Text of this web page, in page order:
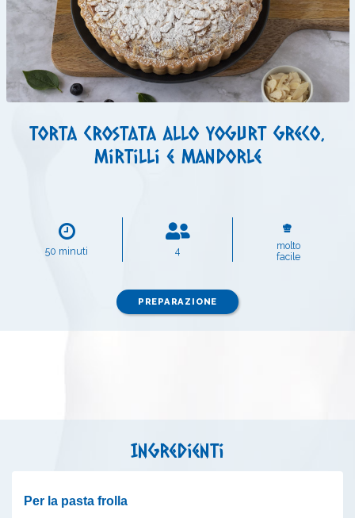
Torta crostata allo yogurt greco,
mirtilli e mandorle
50 minuti 4
molto
facile
PREPARAZIONE
Ingredienti
Per la pasta frolla